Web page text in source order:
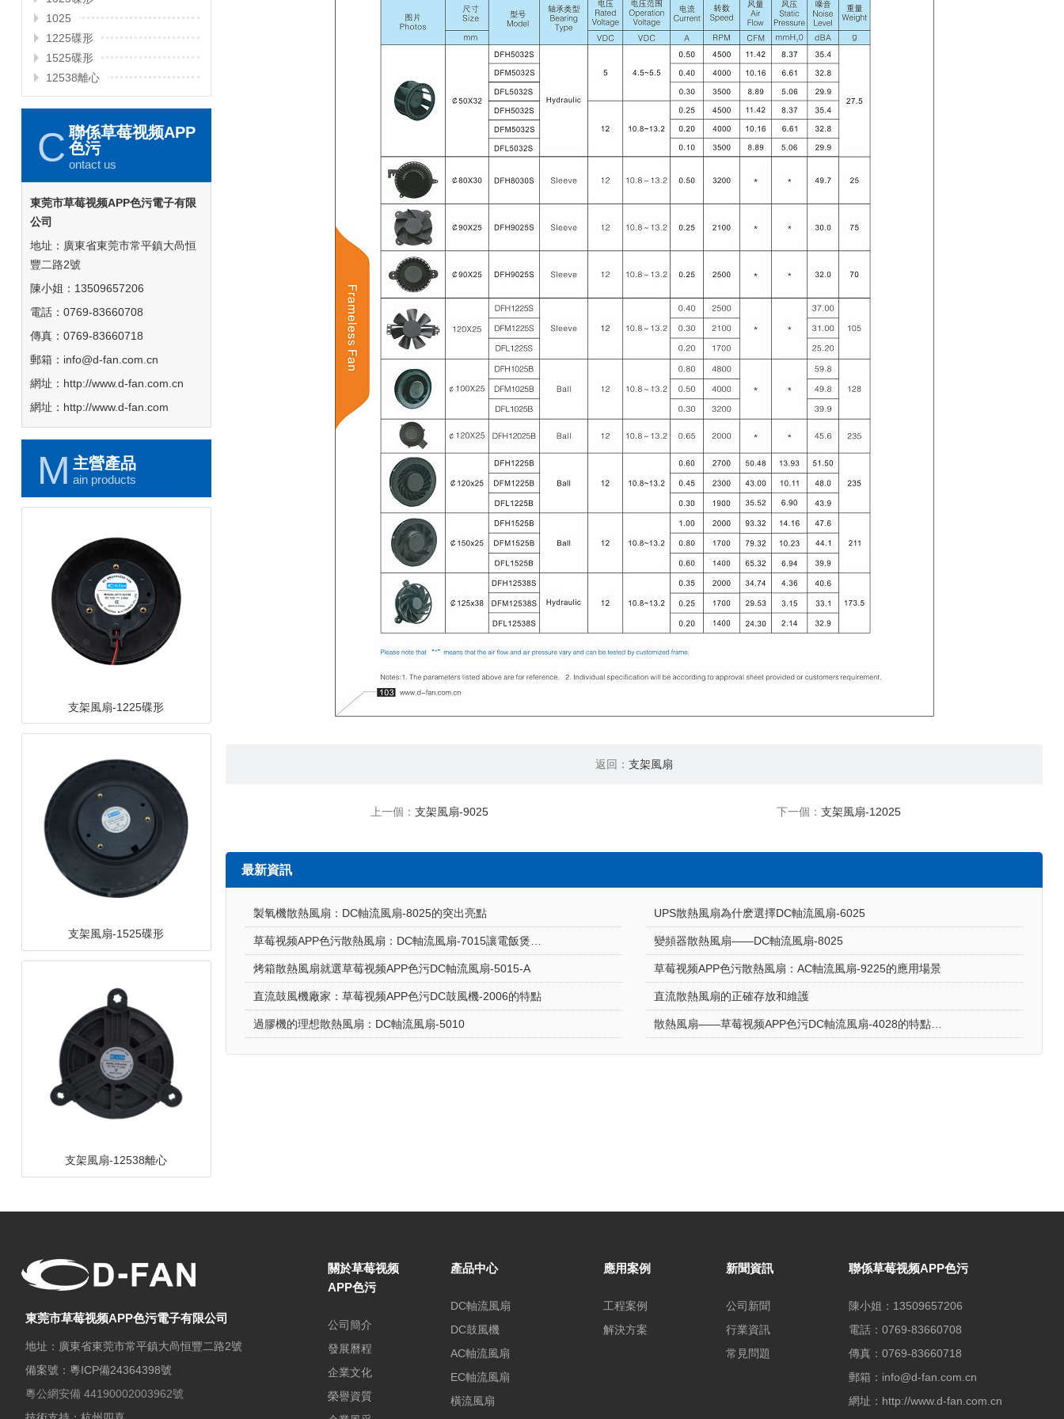
1025
1225碟形
1525碟形
12538離心
C 聯係草莓视频APP
色污
ontact us
東莞市草莓视频APP色污電子有限
公司
地址：廣東省東莞市常平鎮大咼恒
豐二路2號
陳小姐：13509657206
電話：0769-83660708
傳真：0769-83660718
郵箱：info@d-fan.com.cn
網址：http://www.d-fan.com.cn
網址：http://www.d-fan.com
M 主營產品
ain products
支架風扇-1225碟形
支架風扇-1525碟形
支架風扇-12538離心
DC鼓風機-8030-A
支架風扇-9025碟形
返回：支架風扇
上一個：支架風扇-9025 下一個： 支架風扇-12025
最新資訊
製氧機散熱風扇：DC軸流風扇-8025的突出亮點 UPS散熱風扇為什麽選擇DC軸流風扇-6025
變頻器散熱風扇——DC軸流風扇-8025
烤箱散熱風扇就選草莓视频APP色污DC軸流風扇-5015-A 草莓视频APP色污散熱風扇：AC軸流風扇-9225的應用場景
直流鼓風機廠家：草莓视频APP色污DC鼓風機-2006的特點 直流散熱風扇的正確存放和維護
過膠機的理想散熱風扇：DC軸流風扇-5010
東莞市草莓视频APP色污電子有限公司
地址：廣東省東莞市常平鎮大咼恒豐二路2號
備案號： 粵ICP備24364398號
粵公網安備 44190002003962號
關於草莓视频
APP色污
公司簡介
發展曆程
企業文化
榮譽資質
產品中心
DC軸流風扇
DC鼓風機
AC軸流風扇
EC軸流風扇
橫流風扇
應用案例
工程案例
解決方案
新聞資訊
公司新聞
行業資訊
常見問題
聯係草莓视频APP色污
陳小姐：13509657206
電話：0769-83660708
傳真：0769-83660718
郵箱：info@d-fan.com.cn
網址：http://www.d-fan.com.cn